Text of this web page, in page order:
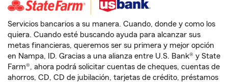
Servicios bancarios a su manera. Cuando, donde y como los
quiera. Cuando esté buscando ayuda para alcanzar sus
metas financieras, queremos ser su primera y mejor opción
en Nampa, ID. Gracias a una alianza entre U.S. Bank® y State
Farm®, ahora podrá solicitar cuentas de cheques, cuentas de
ahorros, CD, CD de jubilación, tarjetas de crédito, préstamos